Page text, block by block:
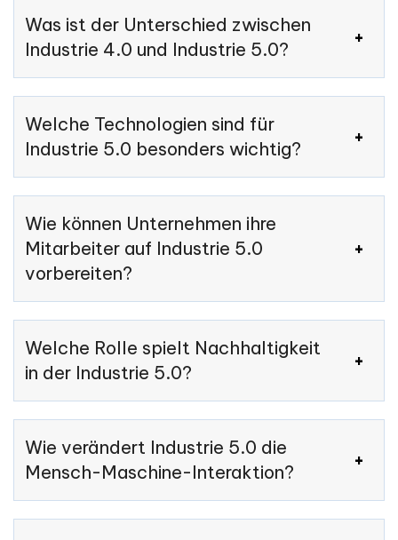
Was ist der Unterschied zwischen
Industrie 4.0 und Industrie 5.0?
Welche Technologien sind für
Industrie 5.0 besonders wichtig?
Wie können Unternehmen ihre
Mitarbeiter auf Industrie 5.0
vorbereiten?
Welche Rolle spielt Nachhaltigkeit
in der Industrie 5.0?
Wie verändert Industrie 5.0 die
Mensch-Maschine-Interaktion?